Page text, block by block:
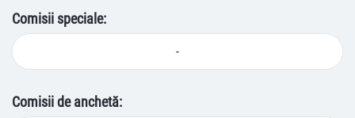
Comisii speciale:
-
Comisii de anchetă: